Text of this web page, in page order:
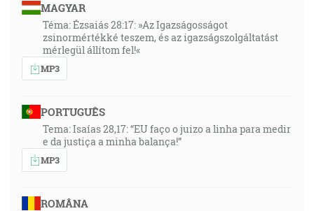
MAGYAR
Téma: Ézsaiás 28:17: »Az Igazságosságot
zsinormértékké teszem, és az igazságszolgáltatást
mérlegül állítom fel!«
MP3
PORTUGUÊS
Tema: Isaías 28,17: “EU faço o juizo a linha para medir
e da justiça a minha balança!”
MP3
ROMÂNA